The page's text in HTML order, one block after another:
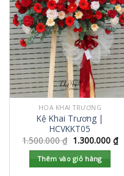
HOA KHAI TRƯƠNG
Kệ Khai Trương |
HCVKKT05
1.500.000₫ 1.300.000 ₫
Thêm vào giỏ hàng